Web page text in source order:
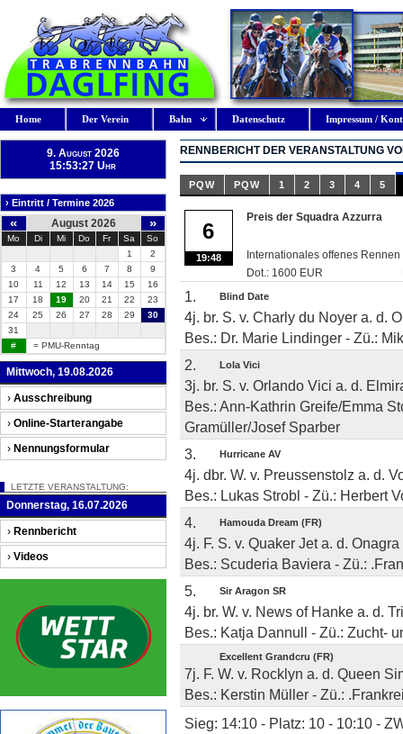
Home Der Verein Bahn Datenschutz Impressum /
9. August 2026
15:53:28 Uhr
› Eintritt / Termine 2026
« August 2026 »
Mo Di Mi Do Fr Sa
So
1
2
3
4 5 6 7 8
9
10
11 12 13 14 15
16
17
18 19 20 21 22
23
24
25 26 27 28 29
30
31
#
= PMU-Renntag
Mittwoch, 19.08.2026
› Ausschreibung
› Online-Starterangabe
› Nennungsformular
LETZTE VERANSTALTUNG:
Donnerstag, 16.07.2026
› Rennbericht
› Videos
RENNBERICHT DER VERANSTALTUNG
PQW PQW 1 2 3 4 5
6
19:48
Preis der Squadra Azzurra
Internationales offenes Rennen
Dot.: 1600 EUR
1. Blind Date
4j. br. S. v. Charly du Noyer a. d.
Bes.: Dr. Marie Lindinger - Zü.:
2.
Lola Vici
3j. br. S. v. Orlando Vici a. d.
Bes.: Ann-Kathrin Greife/Emma
Gramüller/Josef Sparber
3.
Hurricane AV
4j. dbr. W. v. Preussenstolz a. d.
Bes.: Lukas Strobl - Zü.: Herbert
4.
Hamouda Dream (FR)
4j. F. S. v. Quaker Jet a. d.
Bes.: Scuderia Baviera - Zü.:
5.
Sir Aragon SR
4j. br. W. v. News of Hanke a. d.
Bes.: Katja Dannull - Zü.: Zucht-
Excellent Grandcru (FR)
7j. F. W. v. Rocklyn a. d. Queen
Bes.: Kerstin Müller - Zü.:
Sieg: 14:10 - Platz: 10 - 10:10 -